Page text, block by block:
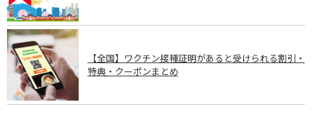
【全国】ワクチン接種証明があると受けられる割引・
特典・クーポンまとめ